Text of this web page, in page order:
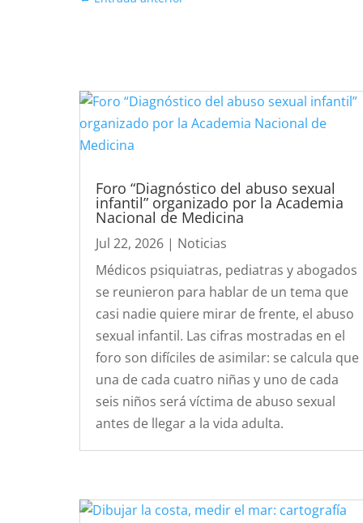
Foro “Diagnóstico del abuso sexual
infantil” organizado por la Academia
Nacional de Medicina
Jul 22, 2026 | Noticias
Médicos psiquiatras, pediatras y abogados
se reunieron para hablar de un tema que
casi nadie quiere mirar de frente, el abuso
sexual infantil. Las cifras mostradas en el
foro son difíciles de asimilar: se calcula que
una de cada cuatro niñas y uno de cada
seis niños será víctima de abuso sexual
antes de llegar a la vida adulta.